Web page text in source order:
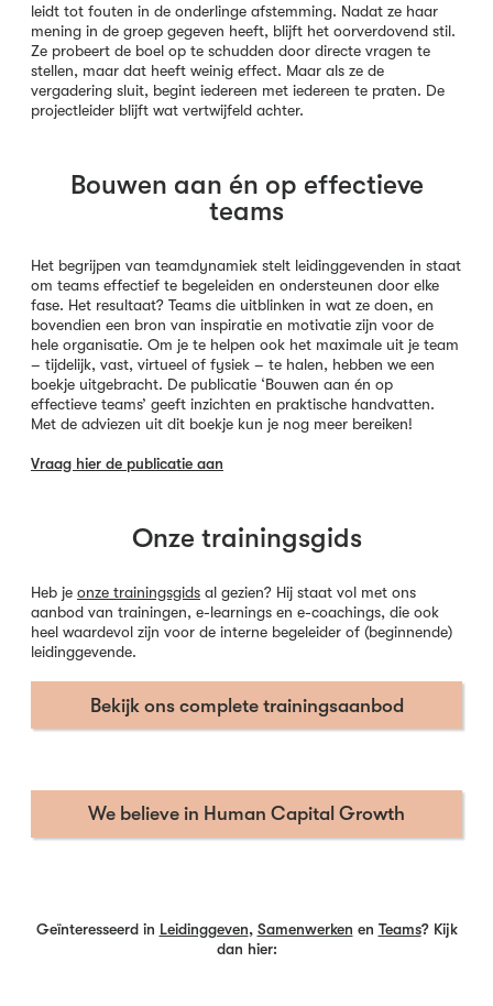
leidt tot fouten in de onderlinge afstemming. Nadat ze haar
mening in de groep gegeven heeft, blijft het oorverdovend stil.
Ze probeert de boel op te schudden door directe vragen te
stellen, maar dat heeft weinig effect. Maar als ze de
vergadering sluit, begint iedereen met iedereen te praten. De
projectleider blijft wat vertwijfeld achter.
Bouwen aan én op effectieve
teams
Het begrijpen van teamdynamiek stelt leidinggevenden in staat
om teams effectief te begeleiden en ondersteunen door elke
fase. Het resultaat? Teams die uitblinken in wat ze doen, en
bovendien een bron van inspiratie en motivatie zijn voor de
hele organisatie. Om je te helpen ook het maximale uit je team
– tijdelijk, vast, virtueel of fysiek – te halen, hebben we een
boekje uitgebracht. De publicatie ‘Bouwen aan én op
effectieve teams’ geeft inzichten en praktische handvatten.
Met de adviezen uit dit boekje kun je nog meer bereiken!
Vraag hier de publicatie aan
Onze trainingsgids
Heb je onze trainingsgids al gezien? Hij staat vol met ons
aanbod van trainingen, e-learnings en e-coachings, die ook
heel waardevol zijn voor de interne begeleider of (beginnende)
leidinggevende.
Bekijk ons complete trainingsaanbod
We believe in Human Capital Growth
Geïnteresseerd in Leidinggeven, Samenwerken en Teams? Kijk
dan hier: